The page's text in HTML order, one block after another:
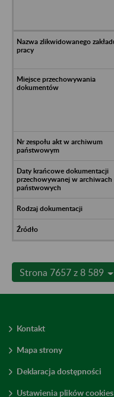
Strona 7657 z 8 589
Kontakt
Mapa strony
Deklaracja dostępności
Ustawienia plików cookies